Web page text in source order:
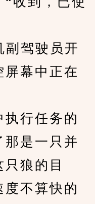
驾驶员开
屏幕中正在
行任务的
那是一只并
狼的目
不算快的